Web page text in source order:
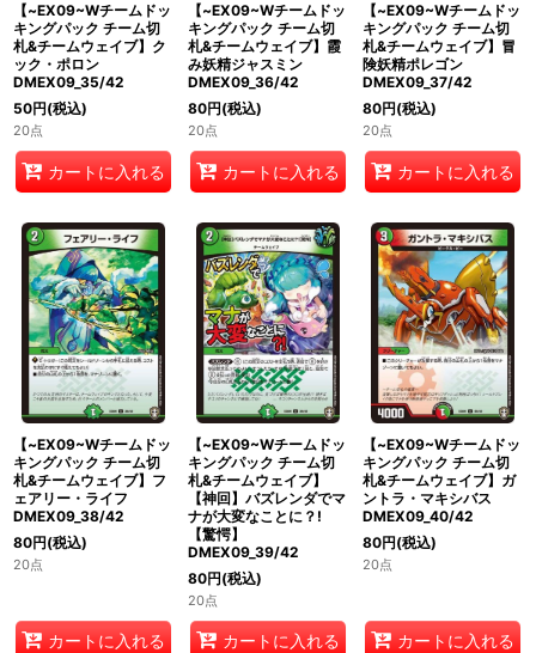
【~EX09~Wチームドッ
キングパック チーム切
札&チームウェイブ】ク
ック・ポロン
DMEX09_35/42
50円(税込)
20点
カートに入れる
【~EX09~Wチームドッ
キングパック チーム切
札&チームウェイブ】霞
み妖精ジャスミン
DMEX09_36/42
80円(税込)
20点
カートに入れる
【~EX09~Wチームドッ
キングパック チーム切
札&チームウェイブ】冒
険妖精ポレゴン
DMEX09_37/42
80円(税込)
20点
カートに入れる
【~EX09~Wチームドッ
キングパック チーム切
札&チームウェイブ】フ
ェアリー・ライフ
DMEX09_38/42
80円(税込)
20点
カートに入れる
【~EX09~Wチームドッ
キングパック チーム切
札&チームウェイブ】
【神回】バズレンダでマ
ナが大変なことに？!
【驚愕】
DMEX09_39/42
80円(税込)
20点
カートに入れる
【~EX09~Wチームドッ
キングパック チーム切
札&チームウェイブ】ガ
ントラ・マキシバス
DMEX09_40/42
80円(税込)
20点
カートに入れる